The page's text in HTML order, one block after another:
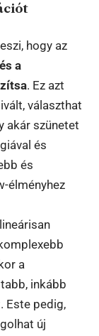
hogy az
a
. Ez azt
választhat
akár szünetet
és
és
élményhez
a
inkább
Este pedig,
új